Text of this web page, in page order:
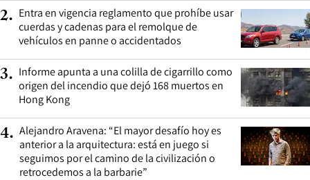
2. Entra en vigencia reglamento que prohíbe usar
cuerdas y cadenas para el remolque de
vehículos en panne o accidentados
3. Informe apunta a una colilla de cigarrillo como
origen del incendio que dejó 168 muertos en
Hong Kong
4. Alejandro Aravena: “El mayor desafío hoy es
anterior a la arquitectura: está en juego si
seguimos por el camino de la civilización o
retrocedemos a la barbarie”